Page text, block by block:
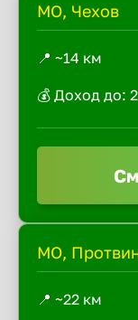
МО, Чехов
📍 ~14 км
💰 Доход до:
МО,
📍 ~22 км